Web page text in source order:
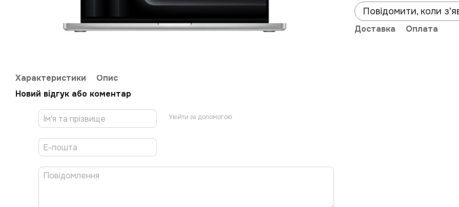
Характеристики
Опис
Новий відгук або коментар
Увійти за допомогою
Повідомити, коли
Доставка Оплата